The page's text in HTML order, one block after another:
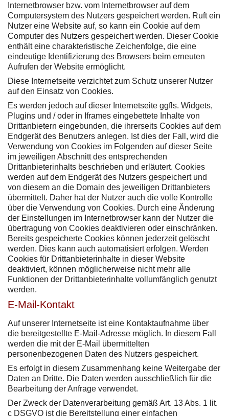
Internetbrowser bzw. vom Internetbrowser auf dem
Computersystem des Nutzers gespeichert werden. Ruft ein
Nutzer eine Website auf, so kann ein Cookie auf dem
Computer des Nutzers gespeichert werden. Dieser Cookie
enthält eine charakteristische Zeichenfolge, die eine
eindeutige Identifizierung des Browsers beim erneuten
Aufrufen der Website ermöglicht.
Diese Internetseite verzichtet zum Schutz unserer Nutzer
auf den Einsatz von Cookies.
Es werden jedoch auf dieser Internetseite ggfls. Widgets,
Plugins und / oder in Iframes eingebettete Inhalte von
Drittanbietern eingebunden, die ihrerseits Cookies auf dem
Endgerät des Benutzers anlegen. Ist dies der Fall, wird die
Verwendung von Cookies im Folgenden auf dieser Seite
im jeweiligen Abschnitt des entsprechenden
Drittanbieterinhalts beschrieben und erläutert. Cookies
werden auf dem Endgerät des Nutzers gespeichert und
von diesem an die Domain des jeweiligen Drittanbieters
übermittelt. Daher hat der Nutzer auch die volle Kontrolle
über die Verwendung von Cookies. Durch eine Änderung
der Einstellungen im Internetbrowser kann der Nutzer die
übertragung von Cookies deaktivieren oder einschränken.
Bereits gespeicherte Cookies können jederzeit gelöscht
werden. Dies kann auch automatisiert erfolgen. Werden
Cookies für Drittanbieterinhalte in dieser Website
deaktiviert, können möglicherweise nicht mehr alle
Funktionen der Drittanbieterinhalte vollumfänglich genutzt
werden.
E-Mail-Kontakt
Auf unserer Internetseite ist eine Kontaktaufnahme über
die bereitgestellte E-Mail-Adresse möglich. In diesem Fall
werden die mit der E-Mail übermittelten
personenbezogenen Daten des Nutzers gespeichert.
Es erfolgt in diesem Zusammenhang keine Weitergabe der
Daten an Dritte. Die Daten werden ausschließlich für die
Bearbeitung der Anfrage verwendet.
Der Zweck der Datenverarbeitung gemäß Art. 13 Abs. 1 lit.
c DSGVO ist die Bereitstellung einer einfachen